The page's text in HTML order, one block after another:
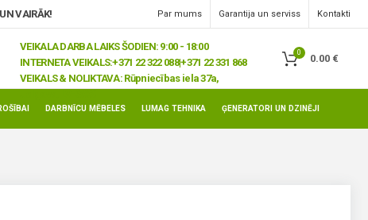
VAIRĀK! Par mums Garantija un serviss Kontakti
VEIKALA DARBA LAIKS ŠODIEN: 9:00 - 18:00
INTERNETA VEIKALS:+371 22 322 088|+371 22 331 868
VEIKALS & NOLIKTAVA: Rūpniecības iela 37a,
0
0.00 €
DARBNĪCU MĒBELES LUMAG TEHNIKA ĢENERATORI UN DZINĒJI